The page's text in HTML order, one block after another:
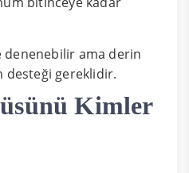
ama derin
desteği gereklidir.
Kimler